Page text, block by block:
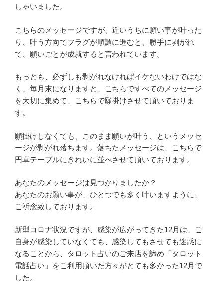
しゃいました。
こちらのメッセージですが、近いうちに願い事が叶った
り、叶う方向でフラグが順調に進むと、勝手に剥がれ
て、願いごとが成就すると言われています。
もっとも、必ずしも剥がれなければイケないわけではな
く、毎月末になりますと、こちらですべてのメッセージ
を大切に集めて、こちらで願掛けさせて頂いておりま
す。
願掛けしなくても、このまま願いが叶う、というメッセ
ージが剥がれ落ちます。落ちたメッセージは、こちらで
円卓テーブルにきれいに並べさせて頂いております。
あなたのメッセージは見つかりましたか？
あなたのお願い事が、ひとつでも多く叶いますように、
ご祈念致しております。
新型コロナ状況ですが、感染が広がってきた12月は、ご
自身が感染していなくても、感染してもさせても迷惑に
なることから、タロット占いのご来店を諦め「タロット
電話占い」をご利用頂いた方々がとても多かった12月で
した。